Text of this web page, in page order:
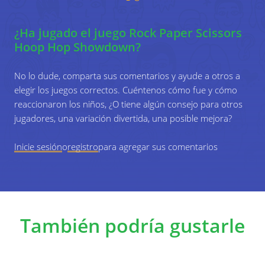
6
Si un jugador de un equipo llega al final del
camino, su equipo anota un punto. ¡El equipo
con más puntos al final del juego gana el juego!
¿Ha jugado el juego Rock Paper Scissors
Hoop Hop Showdown?
No lo dude, comparta sus comentarios y ayude a otros a
elegir los juegos correctos. Cuéntenos cómo fue y cómo
reaccionaron los niños, ¿O tiene algún consejo para otros
jugadores, una variación divertida, una posible mejora?
Inicie sesiónoregistropara agregar sus comentarios
También podría gustarle